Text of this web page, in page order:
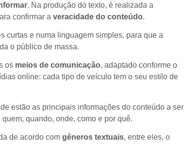
. Na produção do texto, é realizada a
confirmar a veracidade do conteúdo.
curtas e numa linguagem simples, para que a
o público de massa.
os meios de comunicação, adaptado conforme o
online: cada tipo de veículo tem o seu estilo de
estão as principais informações do conteúdo a ser
quem, quando, onde, como e por quê.
de acordo com gêneros textuais, entre eles, o